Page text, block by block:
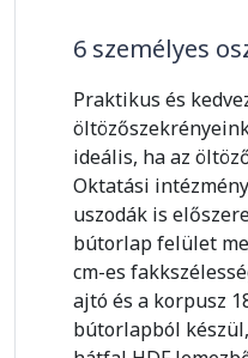
6 személyes
Praktikus és
ideális, ha az
Oktatási
uszodák is
bútorlap felület
cm-es
ajtó és a korpusz
bútorlapból